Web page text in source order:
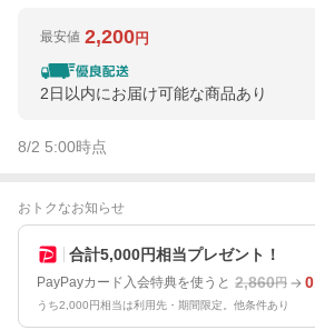
最安値 2,200円
2日以内にお届け可能な商品あり
8/2 5:00時点
おトクなお知らせ
合計5,000円相当プレゼント！
PayPayカード入会特典を使うと 2,860円 0
うち2,000円相当は利用先・期間限定。他条件あり